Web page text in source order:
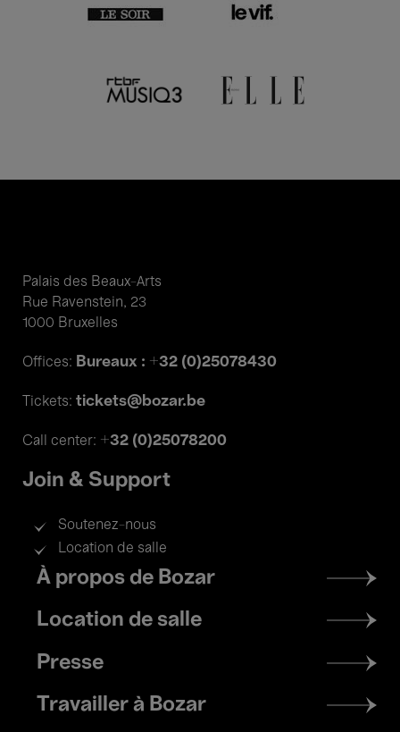
Palais des Beaux-Arts
Rue Ravenstein, 23
1000 Bruxelles
Offices: Bureaux : +32 (0)25078430
Tickets: tickets@bozar.be
Call center: +32 (0)25078200
Join & Support
Soutenez-nous
Location de salle
Footer
menu
À propos de Bozar
Location de salle
Presse
Travailler à Bozar